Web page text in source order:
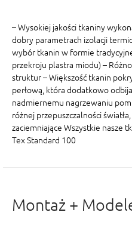
– Wysokiej jakości tkaniny
dobry parametrach izolacji
wybór tkanin w formie
przekroju plastra miodu) –
struktur – Większość tkanin
perłową, która dodatkowo
nadmiernemu nagrzewaniu
różnej przepuszczalności
zaciemniające Wszystkie nasze
Tex Standard 100
Montaż +